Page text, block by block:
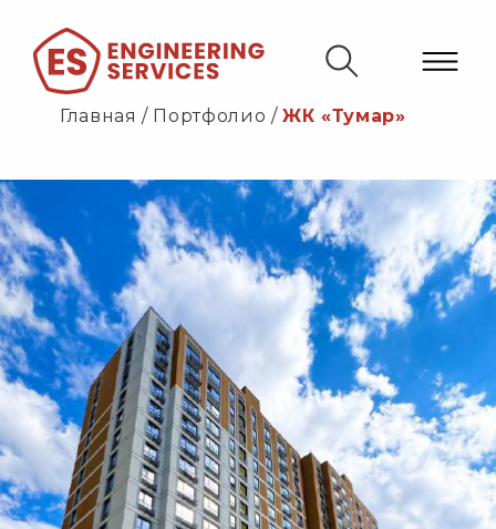
Главная / Портфолио /ЖК «Тумар»